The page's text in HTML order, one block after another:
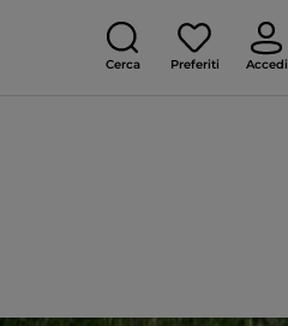
Cerca Preferiti Accedi